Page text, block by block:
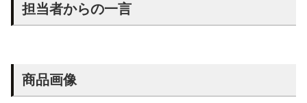
担当者からの一言
商品画像